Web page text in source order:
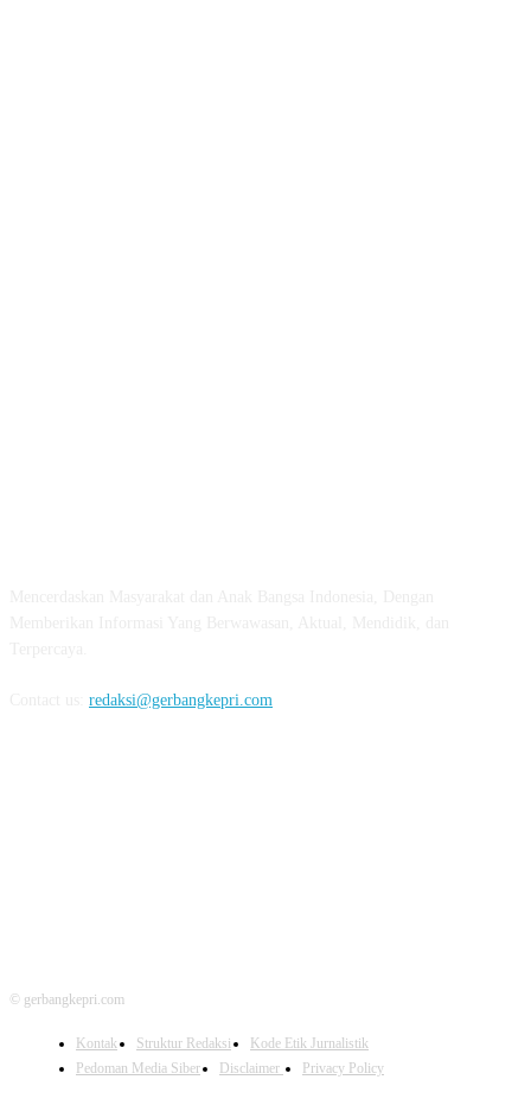
redaksi@gerbangkepri.com
© gerbangkepri.com
Kontak Struktur Redaksi
Kode Etik Jurnalistik
Pedoman Media Siber
Disclaimer Privacy Policy